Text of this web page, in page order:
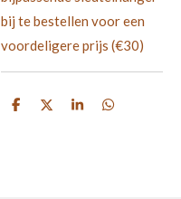
bij te bestellen voor een
voordeligere prijs (€30)
D
D
S
D